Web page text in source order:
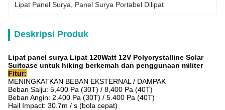
Lipat Panel Surya
Panel Surya Portabel Dilipat
Deskripsi Produk
Lipat panel surya Lipat 120Watt 12V Polycrystalline Solar
Suitcase untuk hiking berkemah dan penggunaan militer
Fitur:
MENINGKATKAN BEBAN EKSTERNAL / DAMPAK
Beban Salju: 5,400 Pa (30T) / 8,400 Pa (40T)
Beban Angin: 2.400 Pa (30T) / 5.400 Pa (40T)
Hail Impact: 30.7m / s (bola cepat)